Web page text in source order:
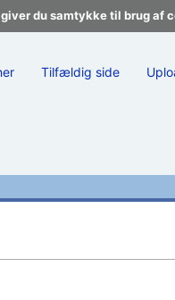
du samtykke til brug af
Tilfældig side